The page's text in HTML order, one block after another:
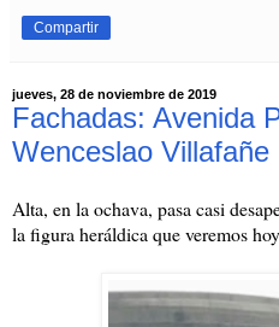
Compartir
jueves, 28 de noviembre de 2019
Fachadas: Avenida
Wenceslao Villafañe
Alta, en la ochava, pasa casi
la figura heráldica que veremos